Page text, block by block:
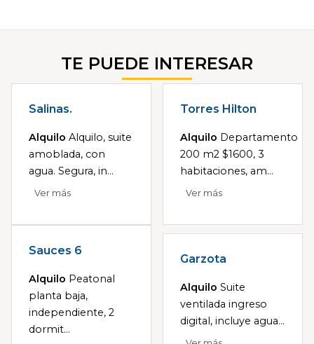
TE PUEDE INTERESAR
Salinas.
Alquilo Alquilo, suite
amoblada, con
agua. Segura, in...
Ver más
Torres Hilton
Alquilo Departamento
200 m2 $1600, 3
habitaciones, am...
Ver más
Sauces 6
Alquilo Peatonal
planta baja,
independiente, 2
dormit...
Garzota
Alquilo Suite
ventilada ingreso
digital, incluye agua...